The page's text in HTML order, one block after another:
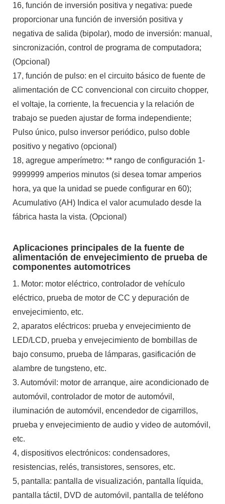
16, función de inversión positiva y negativa: puede
proporcionar una función de inversión positiva y
negativa de salida (bipolar), modo de inversión: manual,
sincronización, control de programa de computadora;
(Opcional)
17, función de pulso: en el circuito básico de fuente de
alimentación de CC convencional con circuito chopper,
el voltaje, la corriente, la frecuencia y la relación de
trabajo se pueden ajustar de forma independiente;
Pulso único, pulso inversor periódico, pulso doble
positivo y negativo (opcional)
18, agregue amperímetro: ** rango de configuración 1-
9999999 amperios minutos (si desea tomar amperios
hora, ya que la unidad se puede configurar en 60);
Acumulativo (AH) Indica el valor acumulado desde la
fábrica hasta la vista. (Opcional)
Aplicaciones principales de la fuente de
alimentación de envejecimiento de prueba de
componentes automotrices
1. Motor: motor eléctrico, controlador de vehículo
eléctrico, prueba de motor de CC y depuración de
envejecimiento, etc.
2, aparatos eléctricos: prueba y envejecimiento de
LED/LCD, prueba y envejecimiento de bombillas de
bajo consumo, prueba de lámparas, gasificación de
alambre de tungsteno, etc.
3. Automóvil: motor de arranque, aire acondicionado de
automóvil, controlador de motor de automóvil,
iluminación de automóvil, encendedor de cigarrillos,
prueba y envejecimiento de audio y video de automóvil,
etc.
4, dispositivos electrónicos: condensadores,
resistencias, relés, transistores, sensores, etc.
5, pantalla: pantalla de visualización, pantalla líquida,
pantalla táctil, DVD de automóvil, pantalla de teléfono